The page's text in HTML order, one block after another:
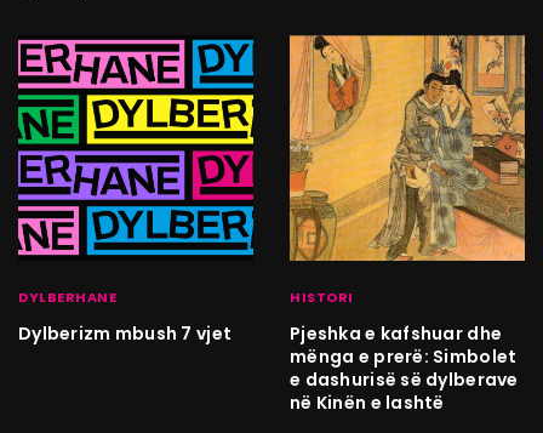
DYLBERHANE
Dylberizm mbush 7 vjet
HISTORI
Pjeshka e kafshuar dhe
mënga e prerë: Simbolet
e dashurisë së dylberave
në Kinën e lashtë